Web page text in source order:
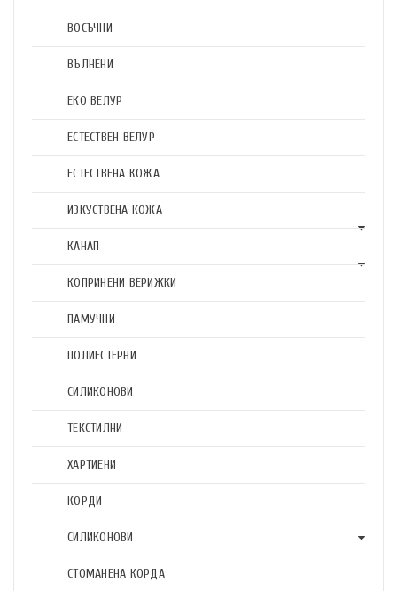
ВОСЪЧНИ
ВЪЛНЕНИ
ЕКО ВЕЛУР
ЕСТЕСТВЕН ВЕЛУР
ЕСТЕСТВЕНА КОЖА
ИЗКУСТВЕНА КОЖА
КАНАП
КОПРИНЕНИ ВЕРИЖКИ
ПАМУЧНИ
ПОЛИЕСТЕРНИ
СИЛИКОНОВИ
ТЕКСТИЛНИ
ХАРТИЕНИ
КОРДИ
СИЛИКОНОВИ
СТОМАНЕНА КОРДА